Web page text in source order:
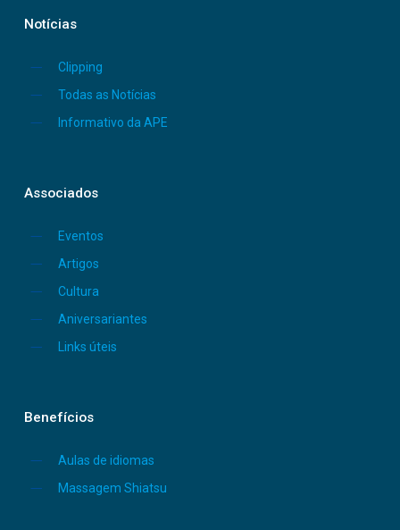
Notícias
Clipping
Todas as Notícias
Informativo da APE
Associados
Eventos
Artigos
Cultura
Aniversariantes
Links úteis
Benefícios
Aulas de idiomas
Massagem Shiatsu